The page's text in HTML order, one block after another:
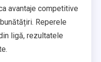
avantaje competitive
Reperele
ligă, rezultatele